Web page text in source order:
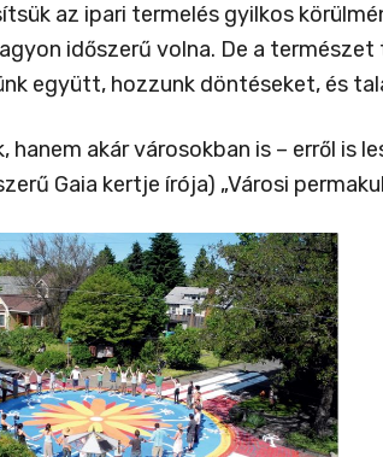
az ipari termelés gyilkos
időszerű volna. De a
együtt, hozzunk döntéseket, és
akár városokban is – erről is
Gaia kertje írója) „Városi